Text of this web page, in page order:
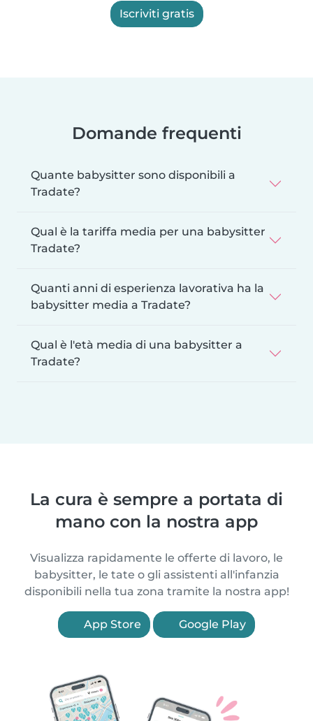
Iscriviti gratis
Domande frequenti
Quante babysitter sono disponibili a
Tradate?
Qual è la tariffa media per una babysitter
Tradate?
Quanti anni di esperienza lavorativa ha la
babysitter media a Tradate?
Qual è l'età media di una babysitter a
Tradate?
La cura è sempre a portata di
mano con la nostra app
Visualizza rapidamente le offerte di lavoro, le
babysitter, le tate o gli assistenti all'infanzia
disponibili nella tua zona tramite la nostra app!
App Store Google Play